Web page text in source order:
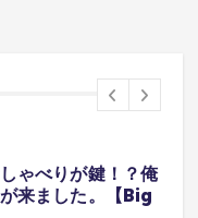
動戦士Zガンダム
ーンズ